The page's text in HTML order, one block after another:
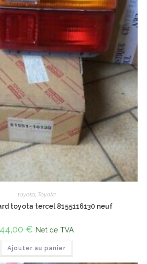
toyota, Toyota
toyota tercel 8155116130 neuf
44,00 € Net de TVA
Ajouter au panier